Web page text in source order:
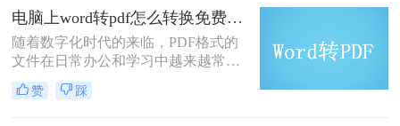
文将为您介绍在电脑上将Word文档转
换为PDF格式的三种方法，以帮助您
更好地完成文档转换工作。
电脑上word转pdf怎么转换免费？这四种高效方法分享给你！
​随着数字化时代的来临，PDF格式的
文件在日常办公和学习中越来越常
见。相比于Word文件，PDF文件具有
更好的稳定性和兼容性，能够确保文
赞 踩